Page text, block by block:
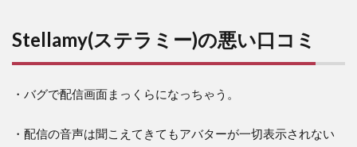
Stellamy(ステラミー)の悪い口コミ
・バグで配信画面まっくらになっちゃう。
・配信の音声は聞こえてきてもアバターが一切表示されない